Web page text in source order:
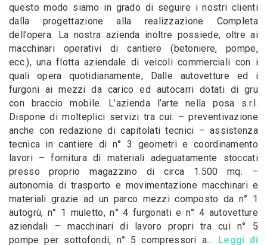
questo modo siamo in grado di seguire i nostri clienti
dalla progettazione alla realizzazione Completa
dell’opera. La nostra azienda inoltre possiede, oltre ai
macchinari operativi di cantiere (betoniere, pompe,
ecc.), una flotta aziendale di veicoli commerciali con i
quali opera quotidianamente, Dalle autovetture ed i
furgoni ai mezzi da carico ed autocarri dotati di gru
con braccio mobile. L’azienda l’arte nella posa s.r.l.
Dispone di molteplici servizi tra cui: – preventivazione
anche con redazione di capitolati tecnici – assistenza
tecnica in cantiere di n° 3 geometri e coordinamento
lavori – fornitura di materiali adeguatamente stoccati
presso proprio magazzino di circa 1.500 mq. –
autonomia di trasporto e movimentazione macchinari e
materiali grazie ad un parco mezzi composto da n° 1
autogrù, n° 1 muletto, n° 4 furgonati e n° 4 autovetture
aziendali – macchinari di lavoro propri tra cui n° 5
pompe per sottofondi, n° 5 compressori a... Leggi di